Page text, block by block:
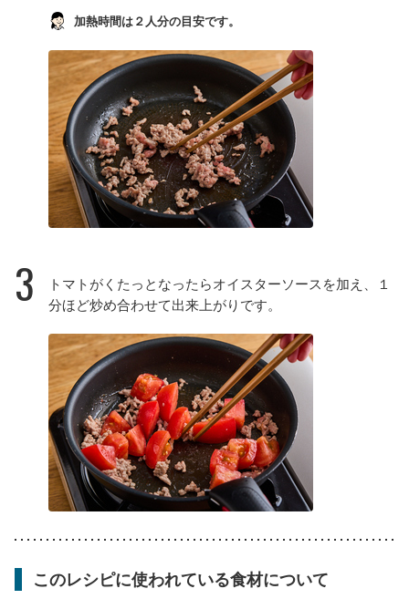
加熱時間は２人分の目安です。
3
トマトがくたっとなったらオイスターソースを加え、１
分ほど炒め合わせて出来上がりです。
このレシピに使われている食材について